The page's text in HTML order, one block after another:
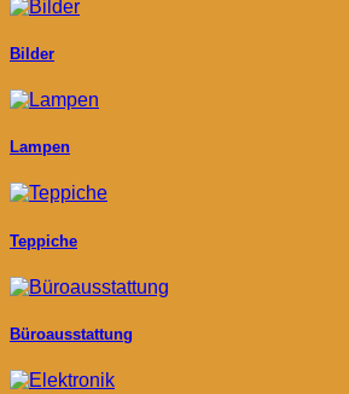
Bilder
Lampen
Teppiche
Büroausstattung